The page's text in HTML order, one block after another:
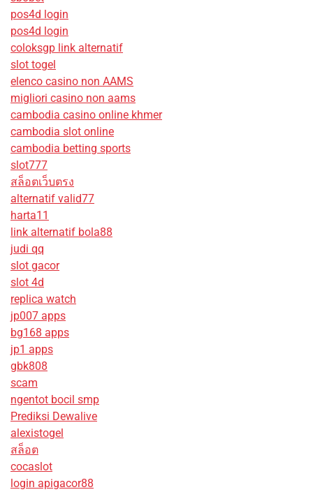
pos4d login
pos4d login
coloksgp link alternatif
slot togel
elenco casino non AAMS
migliori casino non aams
cambodia casino online khmer
cambodia slot online
cambodia betting sports
slot777
สล็อตเว็บตรง
alternatif valid77
harta11
link alternatif bola88
judi qq
slot gacor
slot 4d
replica watch
jp007 apps
bg168 apps
jp1 apps
gbk808
scam
ngentot bocil smp
Prediksi Dewalive
alexistogel
สล็อต
cocaslot
login apigacor88